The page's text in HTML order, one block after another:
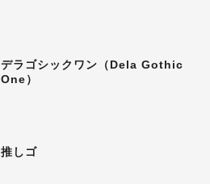
デラゴシックワン（Dela Gothic
One）
推しゴ